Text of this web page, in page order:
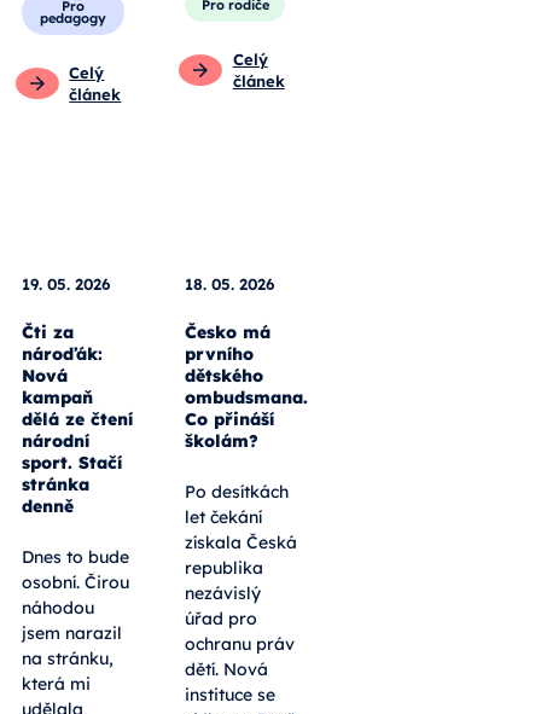
elektronickou
distribuci.
Obecné
Pro
pedagogy
19. 05. 2026
Čti za
Nová
kampaň
dělá ze čtení
národní
sport. Stačí
stránka
denně
18. 05. 2026
prvního
dětského
ombudsmana.
Co přináší
školám?
Po desítkách
let čekání
získala Česká
republika